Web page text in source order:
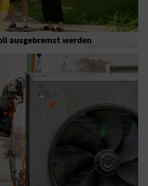
ausgebremst werden